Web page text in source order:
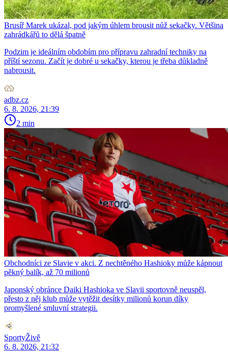
Brusíř Marek ukázal, pod jakým úhlem brousit nůž sekačky. Většina
zahrádkářů to dělá špatně
Podzim je ideálním obdobím pro přípravu zahradní techniky na
příští sezonu. Začít je dobré u sekačky, kterou je třeba důkladně
nabrousit.
adbz.cz
6. 8. 2026, 21:39
2 min
Obchodníci ze Slavie v akci. Z nechtěného Hashioky může kápnout
pěkný balík, až 70 milionů
Japonský obránce Daiki Hashioka ve Slavii sportovně neuspěl,
přesto z něj klub může vytěžit desítky milionů korun díky
promyšlené smluvní strategii.
SportyŽivě
6. 8. 2026, 21:32